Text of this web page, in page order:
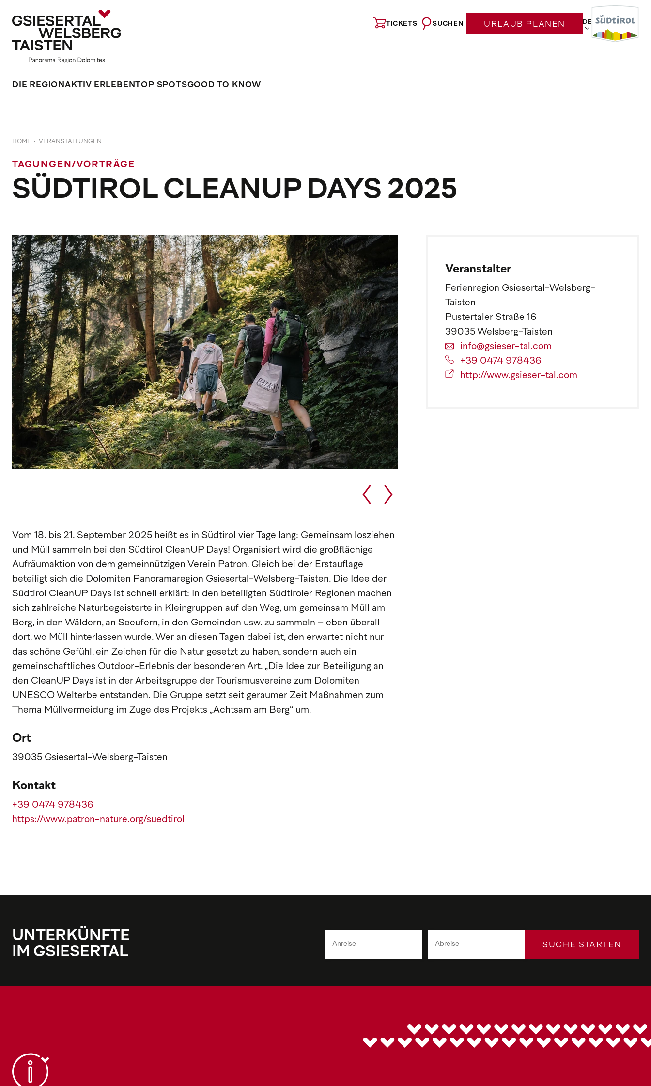
TICKETS SUCHEN URLAUB PLANEN DE
DIE REGION AKTIV ERLEBEN TOP SPOTSGOOD TO KNOW
HOME VERANSTALTUNGEN
TAGUNGEN/VORTRÄGE
SÜDTIROL CLEANUP DAYS 2025
Vom 18. bis 21. September 2025 heißt es in Südtirol vier Tage lang: Gemeinsam losziehen
und Müll sammeln bei den Südtirol CleanUP Days! Organisiert wird die großflächige
Aufräumaktion von dem gemeinnützigen Verein Patron. Gleich bei der Erstauflage
beteiligt sich die Dolomiten Panoramaregion Gsiesertal-Welsberg-Taisten. Die Idee der
Südtirol CleanUP Days ist schnell erklärt: In den beteiligten Südtiroler Regionen machen
sich zahlreiche Naturbegeisterte in Kleingruppen auf den Weg, um gemeinsam Müll am
Berg, in den Wäldern, an Seeufern, in den Gemeinden usw. zu sammeln – eben überall
dort, wo Müll hinterlassen wurde. Wer an diesen Tagen dabei ist, den erwartet nicht nur
das schöne Gefühl, ein Zeichen für die Natur gesetzt zu haben, sondern auch ein
gemeinschaftliches Outdoor-Erlebnis der besonderen Art. „Die Idee zur Beteiligung an
den CleanUP Days ist in der Arbeitsgruppe der Tourismusvereine zum Dolomiten
UNESCO Welterbe entstanden. Die Gruppe setzt seit geraumer Zeit Maßnahmen zum
Thema Müllvermeidung im Zuge des Projekts „Achtsam am Berg“ um.
Ort
39035 Gsiesertal-Welsberg-Taisten
Kontakt
+39 0474 978436
https://www.patron-nature.org/suedtirol
Veranstalter
Ferienregion Gsiesertal-Welsberg-
Taisten
Pustertaler Straße 16
39035 Welsberg-Taisten
info@gsieser-tal.com
+39 0474 978436
http://www.gsieser-tal.com
UNTERKÜNFTE
IM GSIESERTAL
SUCHE STARTEN